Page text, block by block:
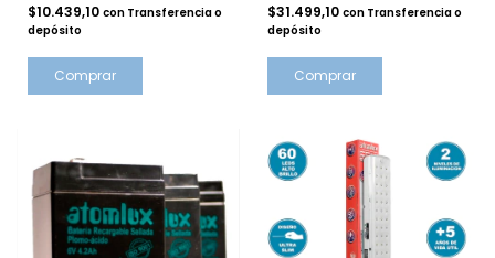
$10.439,10 con Transferencia o
depósito
Comprar
$31.499,10 con Transferencia o
depósito